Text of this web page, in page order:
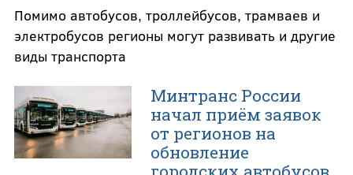
Помимо автобусов, троллейбусов, трамваев и
электробусов регионы могут развивать и другие
виды транспорта
Минтранс России
начал приём заявок
от регионов на
обновление